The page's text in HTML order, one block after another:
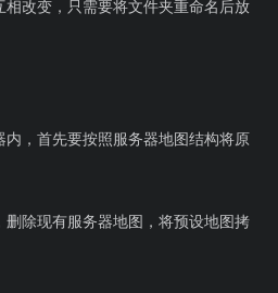
改变，只需要将文件夹重命名后放
，首先要按照服务器地图结构将原
除现有服务器地图，将预设地图拷